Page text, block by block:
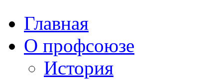
Главная
О профсоюзе
История